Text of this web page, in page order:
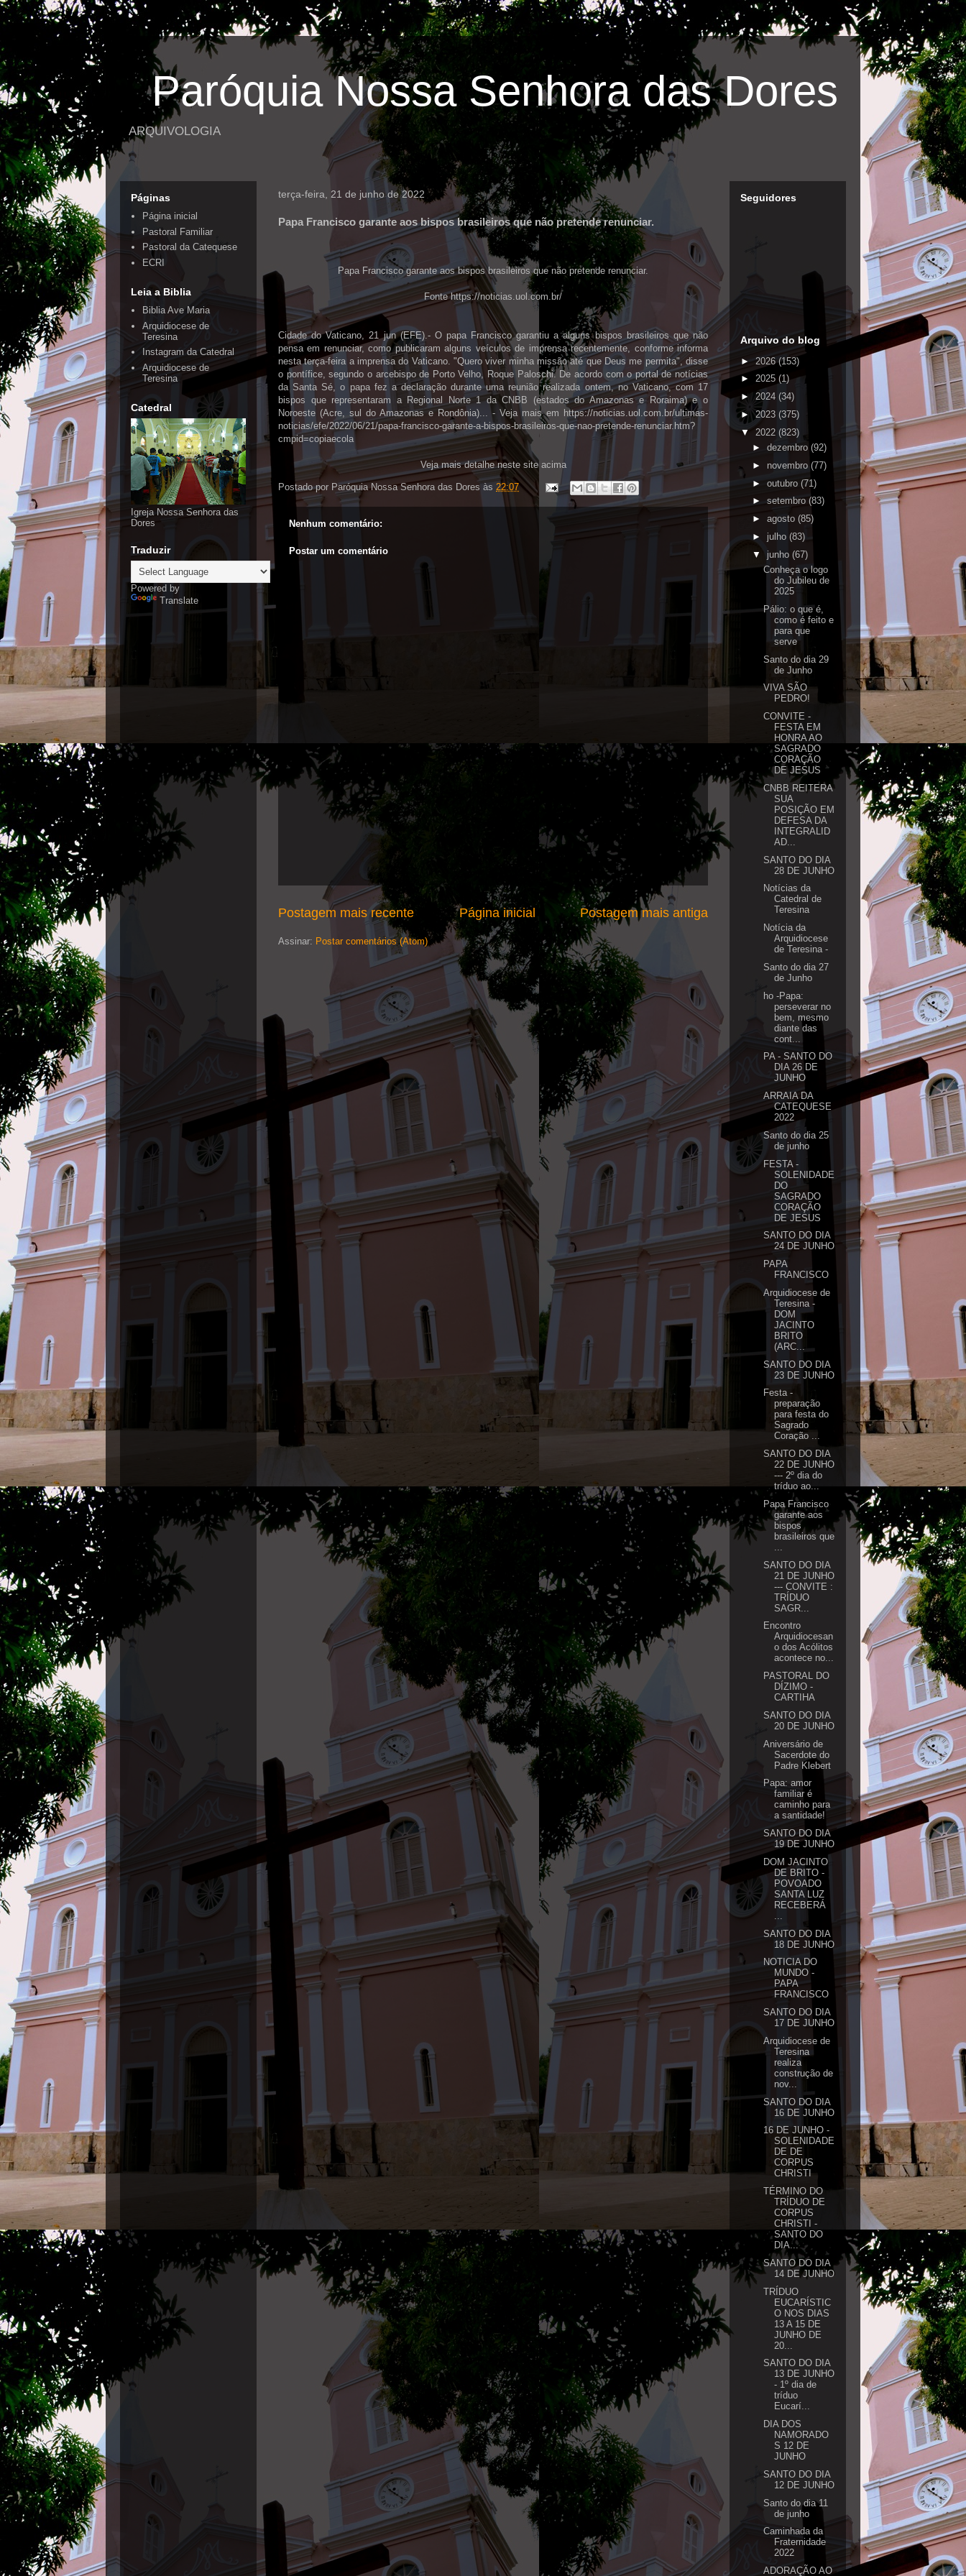
Paróquia Nossa Senhora das Dores
ARQUIVOLOGIA
terça-feira, 21 de junho de 2022
Papa Francisco garante aos bispos brasileiros que não pretende renunciar.
Papa Francisco garante aos bispos brasileiros que não pretende renunciar.
Fontehttps://noticias.uol.com.br/
Cidade do Vaticano, 21 jun (EFE).- O papa Francisco garantiu a alguns bispos brasileiros que não
pensa em renunciar, como publicaram alguns veículos de imprensa recentemente, conforme informa
nesta terça-feira a imprensa do Vaticano. "Quero viver minha missão até que Deus me permita", disse
o pontífice, segundo o arcebispo de Porto Velho, Roque Paloschi. De acordo com o portal de notícias
da Santa Sé, o papa fez a declaração durante uma reunião realizada ontem, no Vaticano, com 17
bispos que representaram a Regional Norte 1 da CNBB (estados do Amazonas e Roraima) e o
Noroeste (Acre, sul do Amazonas e Rondônia)... - Veja mais em https://noticias.uol.com.br/ultimas-
noticias/efe/2022/06/21/papa-francisco-garante-a-bispos-brasileiros-que-nao-pretende-renunciar.htm?
cmpid=copiaecola
Veja mais detalhe neste site acima
Postado por Paróquia Nossa Senhora das Dores às 22:07
Nenhum comentário:
Postar um comentário
Postagem mais recente Postagem mais antiga
Página inicial
Assinar: Postar comentários (Atom)
Páginas
Página inicial
Pastoral Familiar
Pastoral da Catequese
ECRI
Leia a Biblia
Biblia Ave Maria
Arquidiocese de
Teresina
Instagram da Catedral
Arquidiocese de
Teresina
Catedral
Igreja Nossa Senhora das
Dores
Traduzir
Powered by
Translate
Seguidores
Arquivo do blog
►2026(153)
► 2025 (1)
► 2024 (34)
►2023 (375)
▼ 2022 (823)
► dezembro (92)
► novembro (77)
► outubro (71)
► setembro (83)
► agosto (85)
► julho (83)
▼ junho (67)
Conheça o logo
do Jubileu de
2025
Pálio: o que é,
como é feito e
para que
serve
Santo do dia 29
de Junho
VIVA SÃO
PEDRO!
CONVITE -
FESTA EM
HONRA AO
SAGRADO
CORAÇÃO
DE JESUS
CNBB REITERA
SUA
POSIÇÃO EM
DEFESA DA
INTEGRALID
AD...
SANTO DO DIA
28 DE JUNHO
Notícias da
Catedral de
Teresina
Notícia da
Arquidiocese
de Teresina -
Santo do dia 27
de Junho
ho -Papa:
perseverar no
bem, mesmo
diante das
cont...
PA - SANTO DO
DIA 26 DE
JUNHO
ARRAIA DA
CATEQUESE
2022
Santo do dia 25
de junho
FESTA -
SOLENIDADE
DO
SAGRADO
CORAÇÃO
DE JESUS
SANTO DO DIA
24 DE JUNHO
PAPA
FRANCISCO
Arquidiocese de
Teresina -
DOM
JACINTO
BRITO
(ARC...
SANTO DO DIA
23 DE JUNHO
Festa -
preparação
para festa do
Sagrado
Coração ...
SANTO DO DIA
22 DE JUNHO
--- 2º dia do
tríduo ao...
Papa Francisco
garante aos
bispos
brasileiros que
SANTO DO DIA
21 DE JUNHO
--- CONVITE :
TRÍDUO
SAGR...
Encontro
Arquidiocesan
o dos Acólitos
acontece no...
PASTORAL DO
DÍZIMO -
CARTIHA
SANTO DO DIA
20 DE JUNHO
Aniversário de
Sacerdote do
Padre Klebert
Papa: amor
familiar é
caminho para
a santidade!
SANTO DO DIA
19 DE JUNHO
DOM JACINTO
DE BRITO -
POVOADO
SANTA LUZ
RECEBERÁ
SANTO DO DIA
18 DE JUNHO
NOTICIA DO
MUNDO -
PAPA
FRANCISCO
SANTO DO DIA
17 DE JUNHO
Arquidiocese de
Teresina
realiza
construção de
nov...
SANTO DO DIA
16 DE JUNHO
16 DE JUNHO -
SOLENIDADE
DE DE
CORPUS
CHRISTI
TÉRMINO DO
TRÍDUO DE
CORPUS
CHRISTI -
SANTO DO
DIA...
SANTO DO DIA
14 DE JUNHO
TRÍDUO
EUCARÍSTIC
O NOS DIAS
13 A 15 DE
JUNHO DE
20...
SANTO DO DIA
13 DE JUNHO
- 1º dia de
tríduo
Eucarí...
DIA DOS
NAMORADO
S 12 DE
JUNHO
SANTO DO DIA
12 DE JUNHO
Santo do dia 11
de junho
Caminhada da
Fraternidade
2022
ADORAÇÃO AO